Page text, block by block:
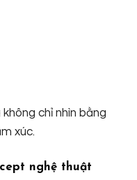
chỉ nhìn bằng
xúc.
nghệ thuật